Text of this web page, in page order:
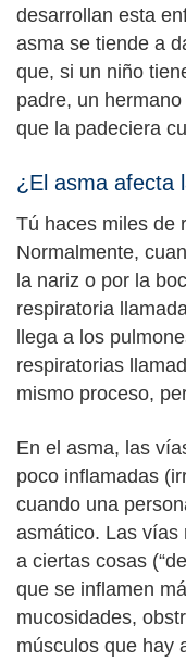
desarrollan esta
asma se tiende a
que, si un niño
padre, un
que la padeciera
¿El asma afecta
Tú haces miles de
Normalmente,
la nariz o por la
respiratoria
llega a los
respiratorias
mismo proceso,
En el asma, las
poco inflamadas
cuando una
asmático. Las vías
a ciertas cosas
que se inflamen
mucosidades,
músculos que hay